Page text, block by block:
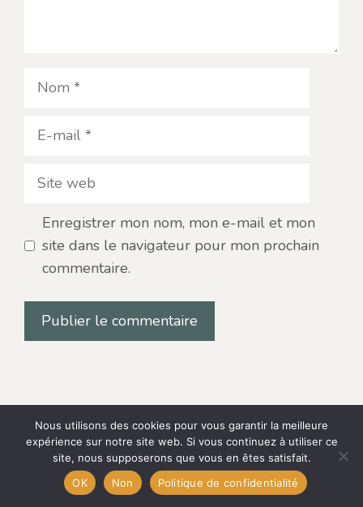
Nom
E-
Site
Enregistrer mon nom, mon e-mail et mon
site dans le navigateur pour mon prochain
commentaire.
Search
Les dernières actualités
Nous utilisons des cookies pour vous garantir la meilleure
expérience sur notre site web. Si vous continuez à utiliser ce
site, nous supposerons que vous en êtes satisfait.
OK
Non Politique de confidentialité